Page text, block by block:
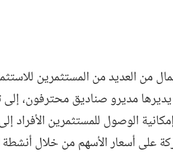
من العديد من المستثمرين
مديرو صناديق محترفون،
الوصول للمستثمرين
على أسعار الأسهم من خلال